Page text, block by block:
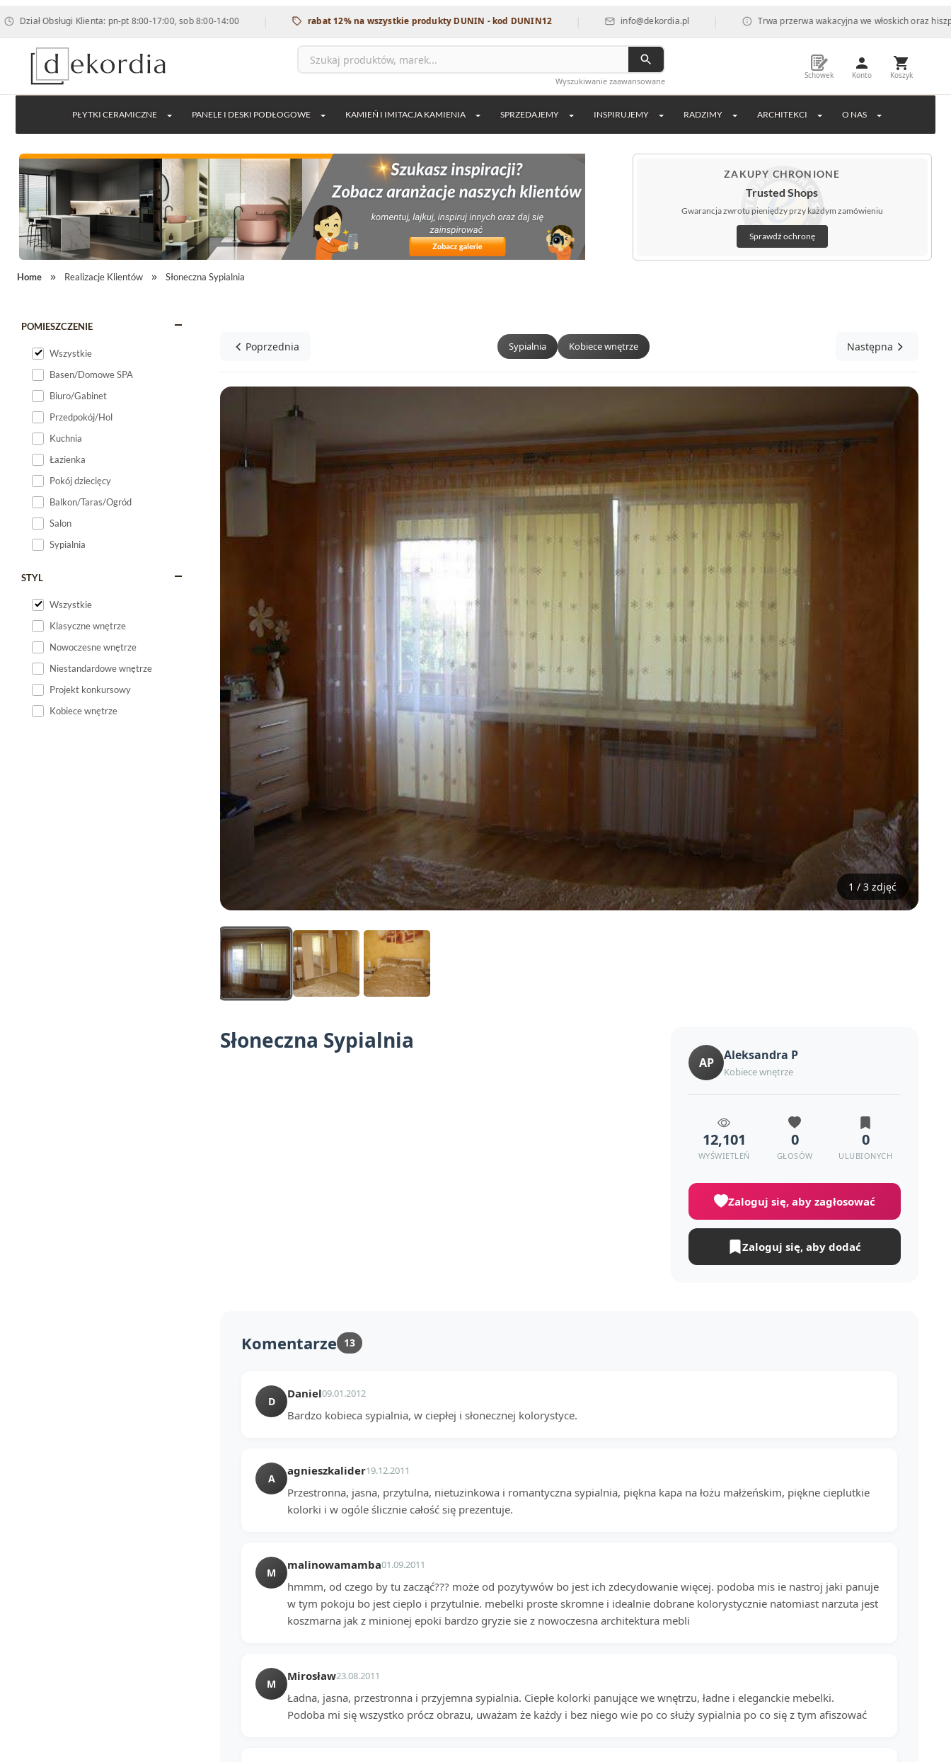
Obsługi Klienta: pn-pt 8:00-17:00, sob 8:00-14:00 | rabat 12% na wszystkie produkty DUNIN - kod DUNIN12 | info@dekordia.pl | Trwa przerwa wakacyjna we włoskich oraz
Wyszukiwanie zaawansowane
Schowek Konto Koszyk
PŁYTKI CERAMICZNE PANELE I DESKI PODŁOGOWE KAMIEŃ I IMITACJA KAMIENIA SPRZEDAJEMY INSPIRUJEMY RADZIMY ARCHITEKCI O NAS
ZAKUPY CHRONIONE
Trusted Shops
Gwarancja zwrotu pieniędzy przy każdym zamówieniu
Sprawdź ochronę
Home Realizacje Klientów Słoneczna Sypialnia
POMIESZCZENIE
Wszystkie
Basen/Domowe SPA
Biuro/Gabinet
Przedpokój/Hol
Kuchnia
Łazienka
Pokój dziecięcy
Balkon/Taras/Ogród
Salon
Sypialnia
STYL
Wszystkie
Klasyczne wnętrze
Nowoczesne wnętrze
Niestandardowe wnętrze
Projekt konkursowy
Kobiece wnętrze
Poprzednia Sypialnia Kobiece wnętrze Następna
1 / 3 zdjęć
Słoneczna Sypialnia
AP Aleksandra P
Kobiece wnętrze
12,101
WYŚWIETLEŃ
0
GŁOSÓW
0
ULUBIONYCH
Zaloguj się, aby zagłosować
Zaloguj się, aby dodać
Komentarze 13
D
Daniel09.01.2012
Bardzo kobieca sypialnia, w ciepłej i słonecznej kolorystyce.
A
agnieszkalider19.12.2011
Przestronna, jasna, przytulna, nietuzinkowa i romantyczna sypialnia, piękna kapa na łożu małżeńskim, piękne cieplutkie
kolorki i w ogóle ślicznie całość się prezentuje.
M
malinowamamba01.09.2011
hmmm, od czego by tu zacząć??? może od pozytywów bo jest ich zdecydowanie więcej. podoba mis ie nastroj jaki panuje
w tym pokoju bo jest cieplo i przytulnie. mebelki proste skromne i idealnie dobrane kolorystycznie natomiast narzuta jest
koszmarna jak z minionej epoki bardzo gryzie sie z nowoczesna architektura mebli
M
Mirosław23.08.2011
Ładna, jasna, przestronna i przyjemna sypialnia. Ciepłe kolorki panujące we wnętrzu, ładne i eleganckie mebelki.
Podoba mi się wszystko prócz obrazu, uważam że każdy i bez niego wie po co służy sypialnia po co się z tym afiszować